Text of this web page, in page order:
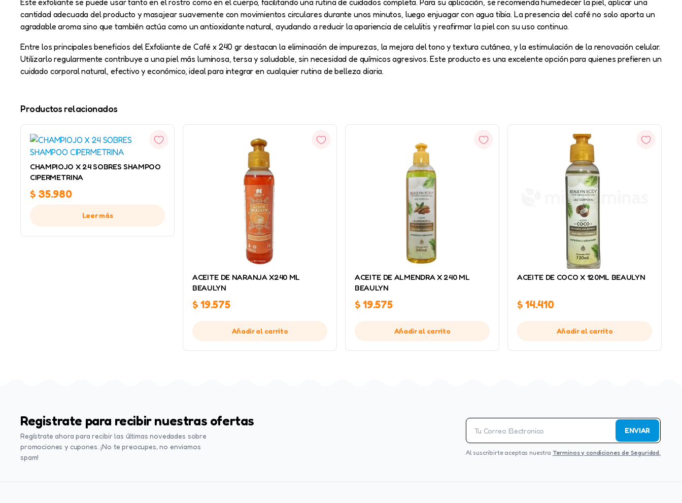
Este exfoliante se puede usar tanto en el rostro como en el cuerpo, facilitando una rutina de cuidados completa. Para su aplicación, se recomienda humedecer la piel, aplicar una
cantidad adecuada del producto y masajear suavemente con movimientos circulares durante unos minutos, luego enjuagar con agua tibia. La presencia del café no solo aporta un
agradable aroma sino que también actúa como un antioxidante natural, ayudando a reducir la apariencia de celulitis y reafirmar la piel con su uso continuo.
Entre los principales beneficios del Exfoliante de Café x 240 gr destacan la eliminación de impurezas, la mejora del tono y textura cutánea, y la estimulación de la renovación celular.
Utilizarlo regularmente contribuye a una piel más luminosa, tersa y saludable, sin necesidad de químicos agresivos. Este producto es una excelente opción para quienes prefieren un
cuidado corporal natural, efectivo y económico, ideal para integrar en cualquier rutina de belleza diaria.
Productos relacionados
VISTA
RÁPIDA
CHAMPIOJO X 24 SOBRES SHAMPOO
CIPERMETRINA
$ 35.980
Leer más
VISTA
RÁPIDA
ACEITE DE NARANJA X240 ML
BEAULYN
$19.575
Añadir al carrito
VISTA
RÁPIDA
ACEITE DE ALMENDRA X 240 ML
BEAULYN
$19.575
Añadir al carrito
VISTA
RÁPIDA
ACEITE DE COCO X 120ML BEAULYN
$14.410
Añadir al carrito
Registrate para recibir nuestras ofertas
Regístrate ahora para recibir las últimas novedades sobre
promociones y cupones. ¡No te preocupes, no enviamos
spam!
ENVIAR
Al suscribirte aceptas nuestra Terminos y condiciones de Seguridad.